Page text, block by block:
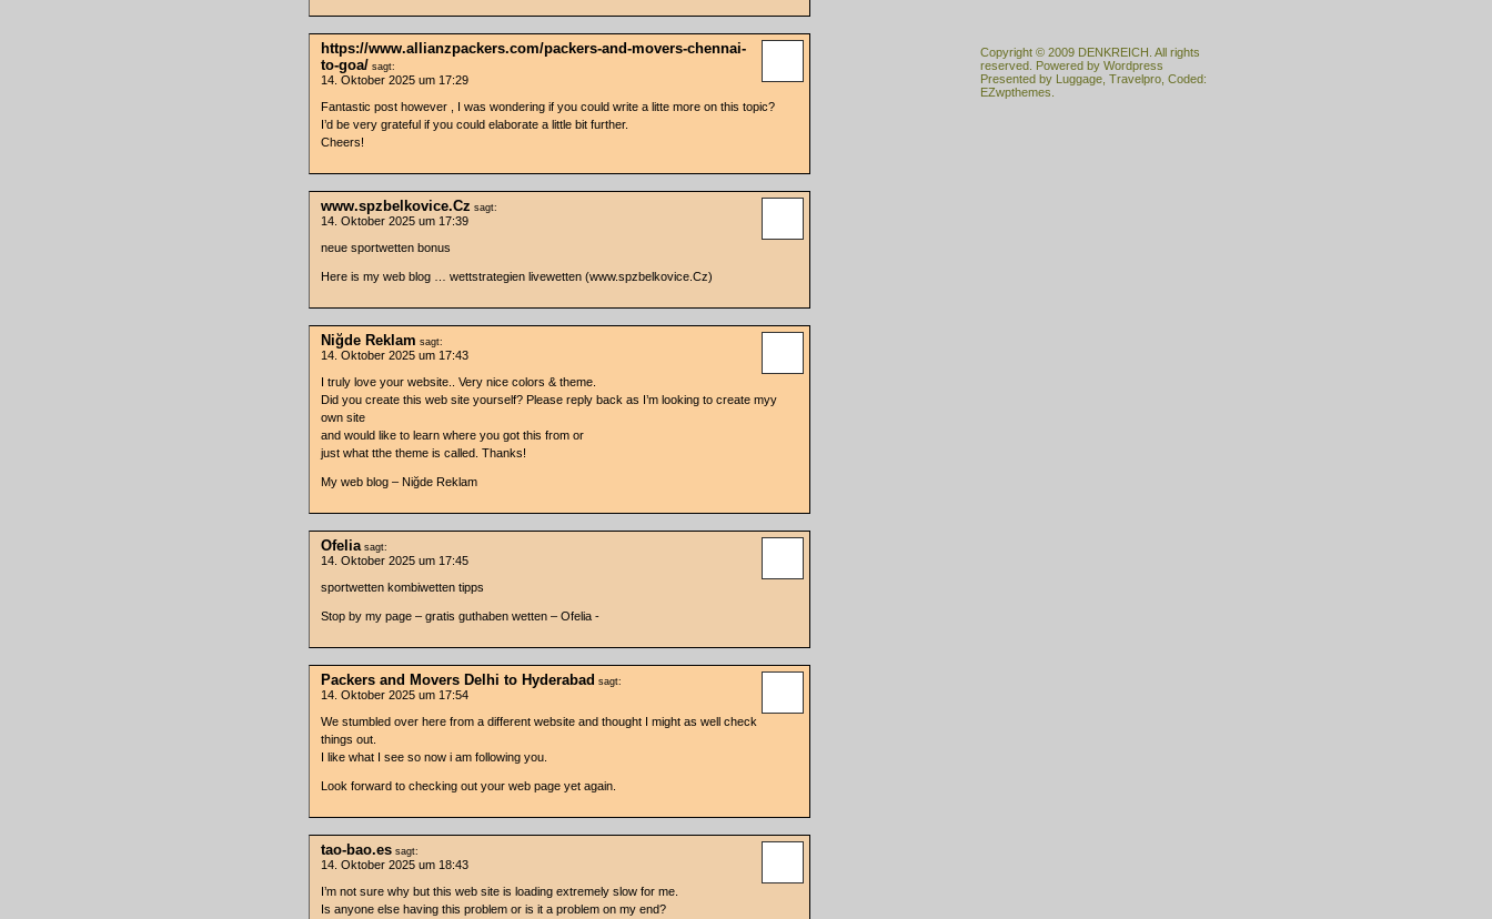
https://www.allianzpackers.com/packers-and-movers-chennai-
to-goa/ sagt:
14. Oktober 2025 um 17:29
Fantastic post however , I was wondering if you could write a litte more on this topic?
I’d be very grateful if you could elaborate a little bit further.
Cheers!
www.spzbelkovice.Cz sagt:
14. Oktober 2025 um 17:39
neue sportwetten bonus
Here is my web blog … wettstrategien livewetten (www.spzbelkovice.Cz)
Niğde Reklam sagt:
14. Oktober 2025 um 17:43
I truly love your website.. Very nice colors & theme.
Did you create this web site yourself? Please reply back as I’m looking to create myy
own site
and would like to learn where you got this from or
just what tthe theme is called. Thanks!
My web blog – Niğde Reklam
Ofelia sagt:
14. Oktober 2025 um 17:45
sportwetten kombiwetten tipps
Stop by my page – gratis guthaben wetten – Ofelia -
Packers and Movers Delhi to Hyderabad sagt:
14. Oktober 2025 um 17:54
We stumbled over here from a different website and thought I might as well check
things out.
I like what I see so now i am following you.
Look forward to checking out your web page yet again.
tao-bao.es sagt:
14. Oktober 2025 um 18:43
I’m not sure why but this web site is loading extremely slow for me.
Is anyone else having this problem or is it a problem on my end?
Copyright © 2009 DENKREICH . All rights
reserved. Powered by Wordpress
Presented by Luggage Travelpro , Coded:
EZwpthemes.